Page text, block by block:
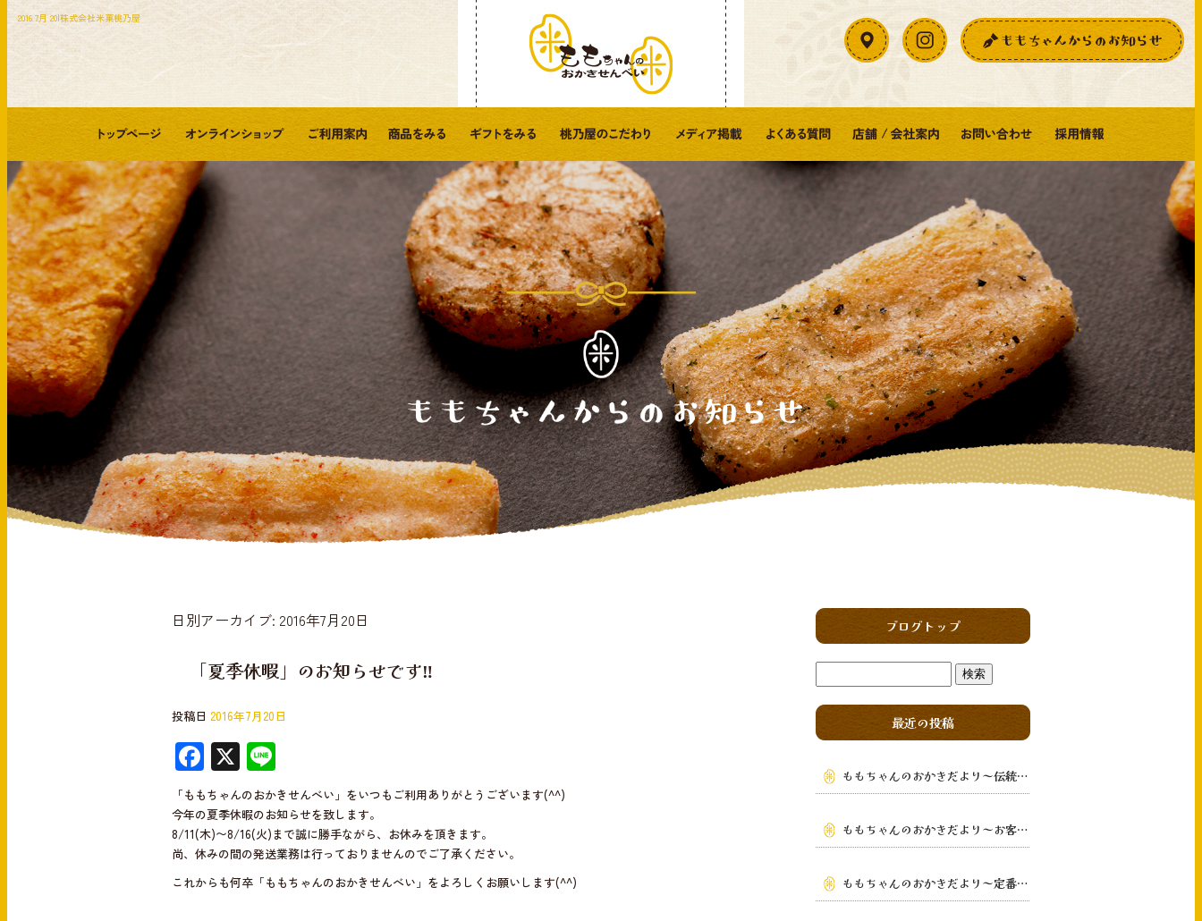
2016 7月 20|株式会社米菓桃乃屋
日別アーカイブ: 2016年7月20日
「夏季休暇」のお知らせです‼︎
投稿日 2016年7月20日
F
ac
e
b
o
o
X
n
e
「ももちゃんのおかきせんべい」をいつもご利用ありがとうございます(^^)
今年の夏季休暇のお知らせを致します。
8/11(木)〜8/16(火)まで誠に勝手ながら、お休みを頂きます。
尚、休みの間の発送業務は行っておりませんのでご了承ください。
これからも何卒「ももちゃんのおかきせんべい」をよろしくお願いします(^^)
ブログトップ
最近の投稿
ももちゃんのおかきだより～伝統の味を次の世代へ～
ももちゃんのおかきだより～お客様の手元まで～
ももちゃんのおかきだより～定番から季節限定まで～